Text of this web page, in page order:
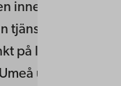
innebär att hon är
tjänst som
på Institutionen
universitet